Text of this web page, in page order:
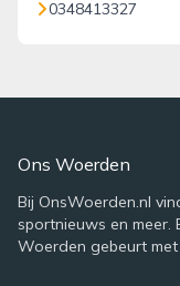
0348413327
Ons Woerden
Bij OnsWoerden.nl
sportnieuws en
Woerden gebeurt